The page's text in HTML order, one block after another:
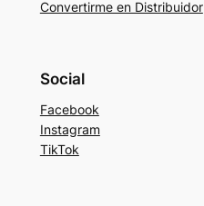
Convertirme en Distribuidor
Social
Facebook
Instagram
TikTok